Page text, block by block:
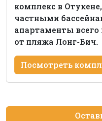
комплекс в
частными
апартаменты
от пляжа Лонг-Бич.
Посмотреть